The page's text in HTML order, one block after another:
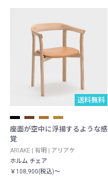
送料無料
座面が空中に浮揚するような感
覚
ARIAKE | 有明 | アリアケ
ホルム チェア
￥108,900(税込)～